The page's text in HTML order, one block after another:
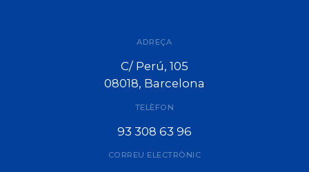
ADREÇA
C/ Perú, 105
08018, Barcelona
TELÈFON
93 308 63 96
CORREU ELECTRÒNIC